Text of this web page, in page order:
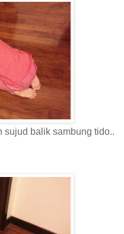
sujud balik sambung tido..